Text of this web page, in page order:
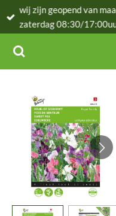
Ga
direct
de
hoofdinhoud
wij zijn geopend van
zaterdag 08:30/